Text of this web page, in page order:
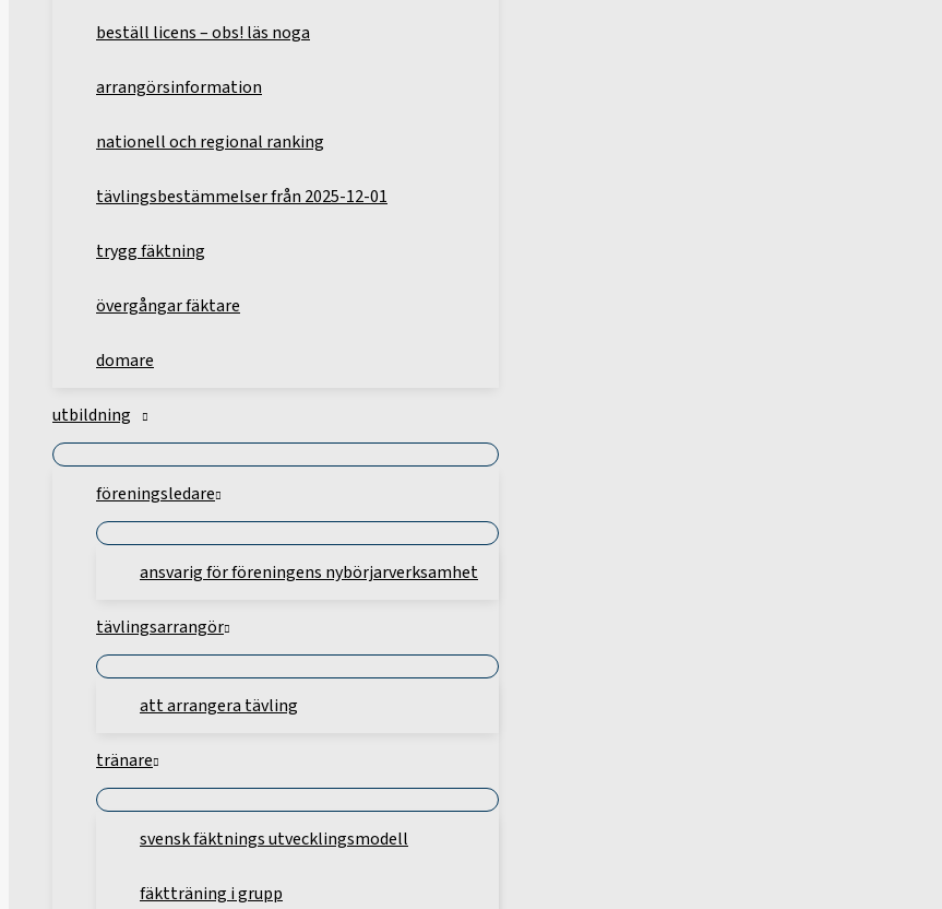
beställ licens – obs! läs noga
arrangörsinformation
nationell och regional ranking
tävlingsbestämmelser från 2025-12-01
trygg fäktning
övergångar fäktare
domare
utbildning
föreningsledare
ansvarig för föreningens nybörjarverksamhet
tävlingsarrangör
att arrangera tävling
tränare
svensk fäktnings utvecklingsmodell
fäktträning i grupp